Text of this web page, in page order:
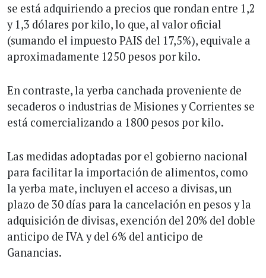
se está adquiriendo a precios que rondan entre 1,2
y 1,3 dólares por kilo, lo que, al valor oficial
(sumando el impuesto PAIS del 17,5%), equivale a
aproximadamente 1250 pesos por kilo.
En contraste, la yerba canchada proveniente de
secaderos o industrias de Misiones y Corrientes se
está comercializando a 1800 pesos por kilo.
Las medidas adoptadas por el gobierno nacional
para facilitar la importación de alimentos, como
la yerba mate, incluyen el acceso a divisas, un
plazo de 30 días para la cancelación en pesos y la
adquisición de divisas, exención del 20% del doble
anticipo de IVA y del 6% del anticipo de
Ganancias.